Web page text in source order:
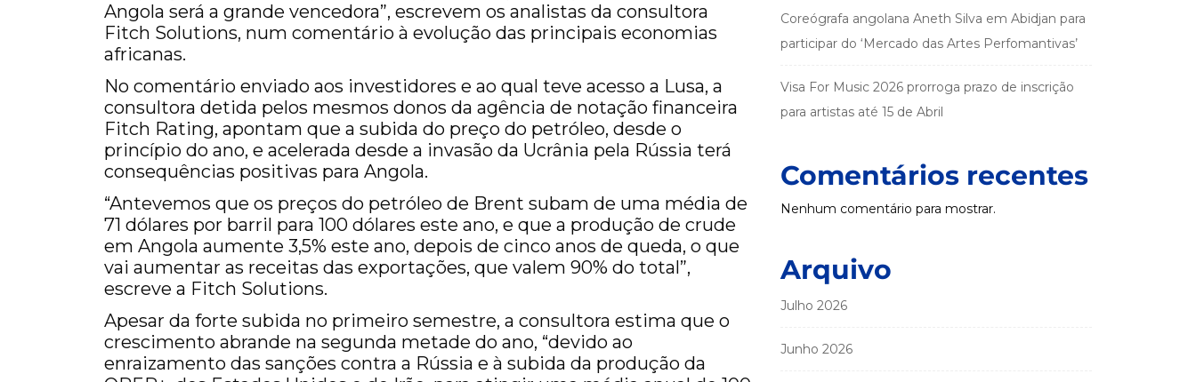
Angola será a grande vencedora”, escrevem os analistas da consultora
Fitch Solutions, num comentário à evolução das principais economias
africanas.
No comentário enviado aos investidores e ao qual teve acesso a Lusa, a
consultora detida pelos mesmos donos da agência de notação financeira
Fitch Rating, apontam que a subida do preço do petróleo, desde o
princípio do ano, e acelerada desde a invasão da Ucrânia pela Rússia terá
consequências positivas para Angola.
“Antevemos que os preços do petróleo de Brent subam de uma média de
71 dólares por barril para 100 dólares este ano, e que a produção de crude
em Angola aumente 3,5% este ano, depois de cinco anos de queda, o que
vai aumentar as receitas das exportações, que valem 90% do total”,
escreve a Fitch Solutions.
Apesar da forte subida no primeiro semestre, a consultora estima que o
crescimento abrande na segunda metade do ano, “devido ao
enraizamento das sanções contra a Rússia e à subida da produção da
Coreógrafa angolana Aneth Silva em Abidjan para
participar do ‘Mercado das Artes Perfomantivas’
Visa For Music 2026 prorroga prazo de inscrição
para artistas até 15 de Abril
Comentários recentes
Nenhum comentário para mostrar.
Arquivo
Julho 2026
Junho 2026